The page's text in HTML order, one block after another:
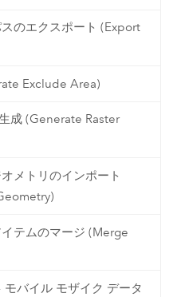
のエクスポート (Export
Exclude Area)
成 (Generate Raster
メトリのインポート
テムのマージ (Merge
バイル モザイク データ